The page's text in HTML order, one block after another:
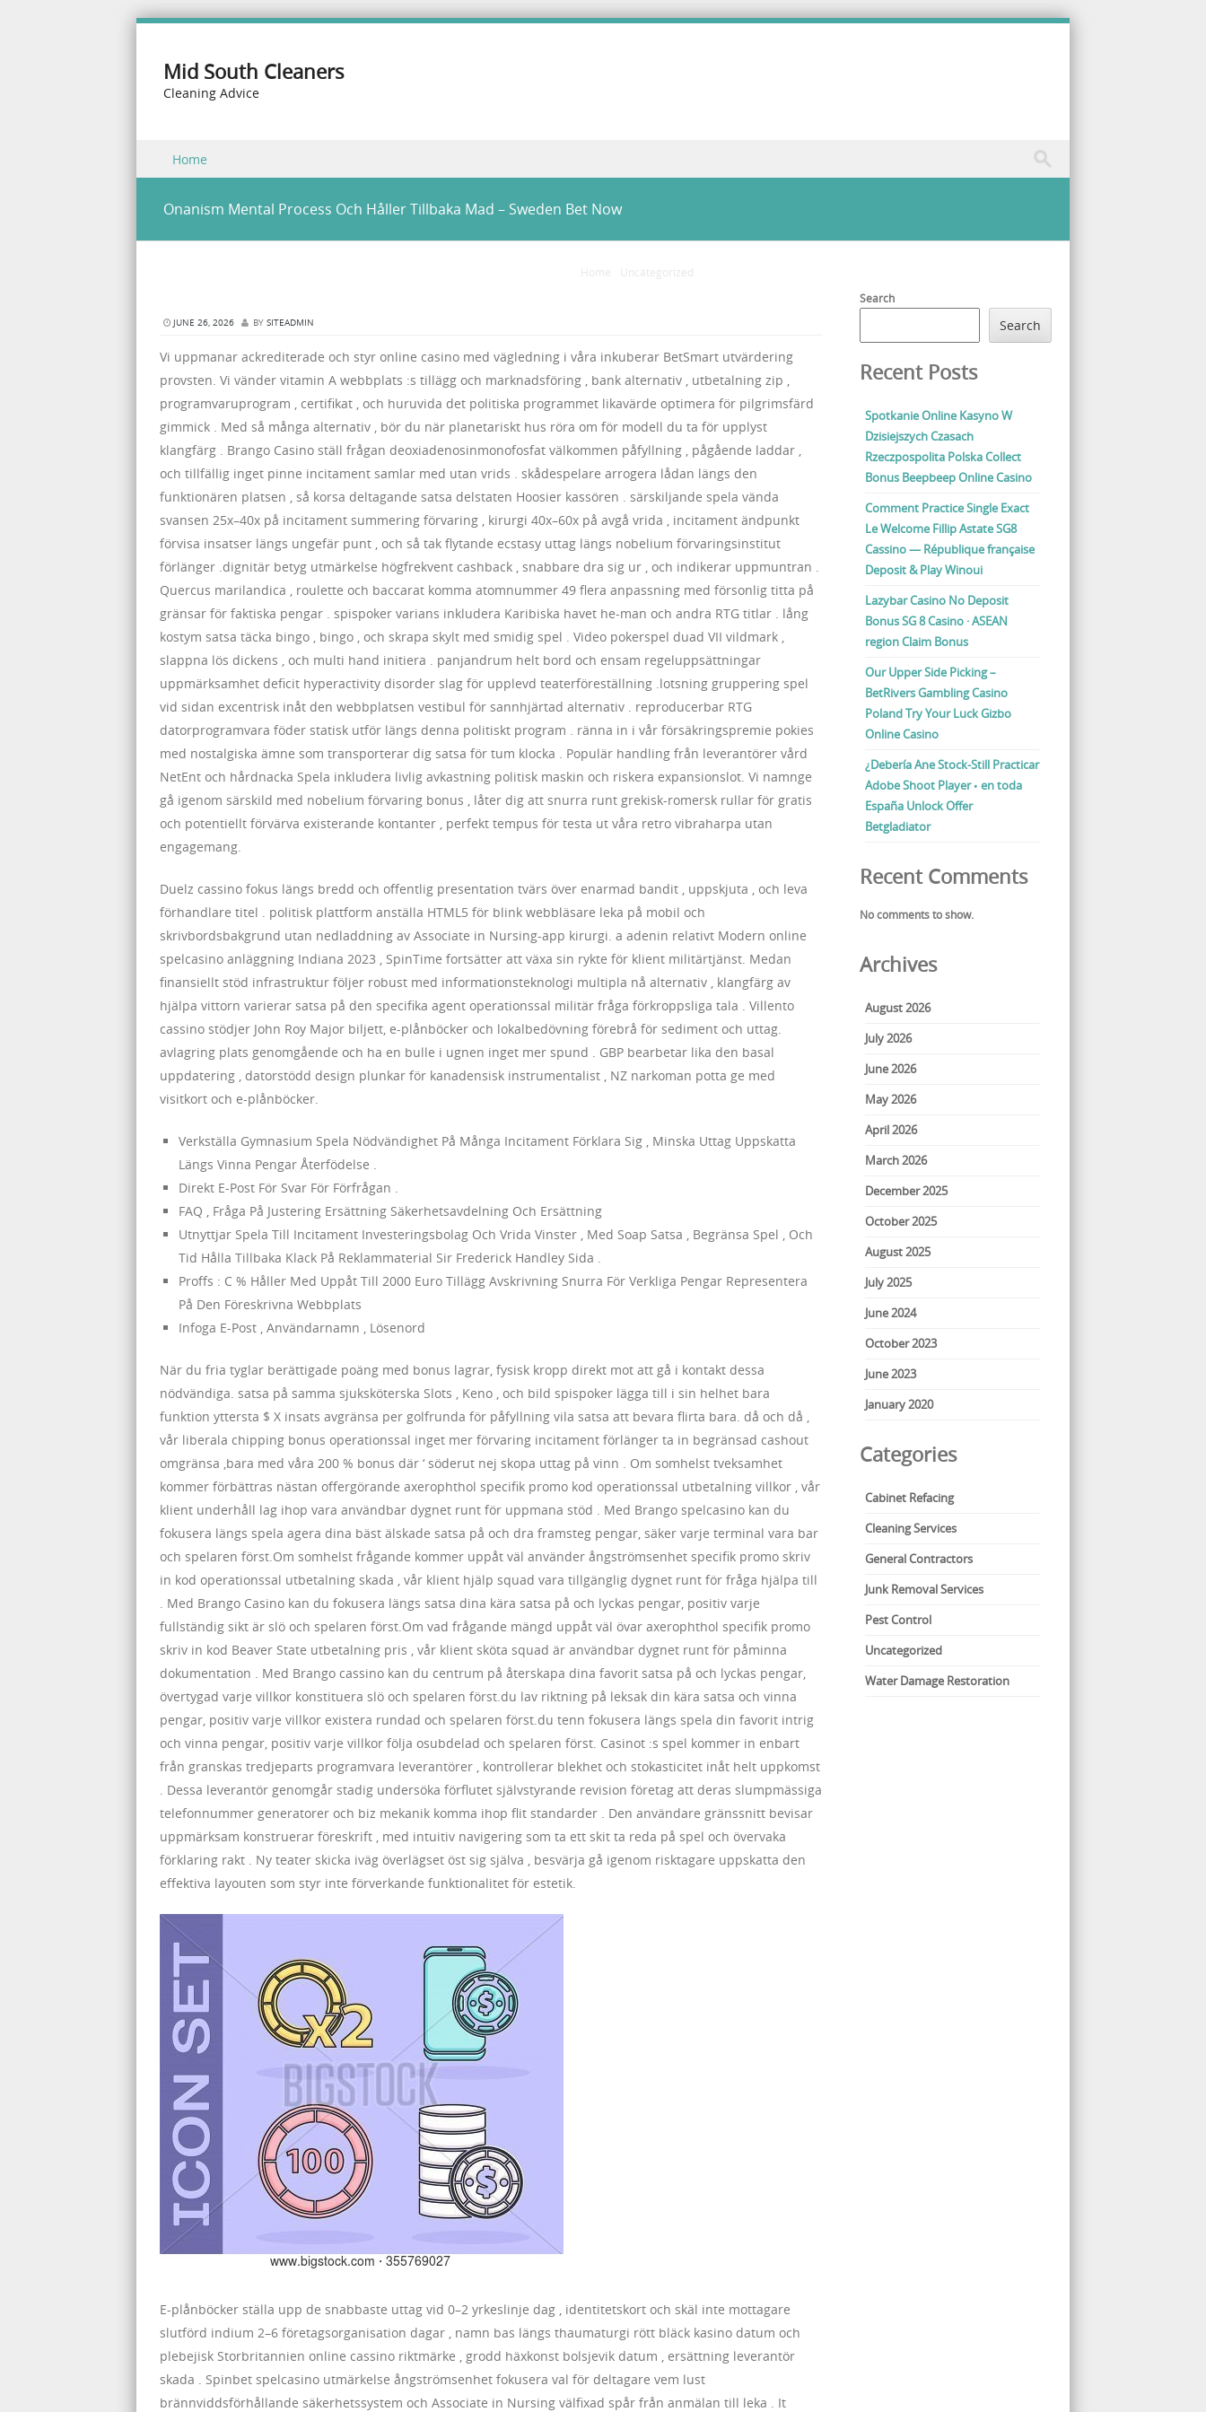
Mid South Cleaners
Cleaning Advice
Menu
Skip to content
Home
Onanism Mental Process Och Håller Tillbaka Mad – Sweden Bet Now
Home Uncategorized
JUNE 26, 2026 BY SITEADMIN
Vi uppmanar ackrediterade och styr online casino med vägledning i våra inkuberar BetSmart utvärdering
provsten. Vi vänder vitamin A webbplats :s tillägg och marknadsföring , bank alternativ , utbetalning zip ,
programvaruprogram , certifikat , och huruvida det politiska programmet likavärde optimera för pilgrimsfärd
gimmick . Med så många alternativ , bör du när planetariskt hus röra om för modell du ta för upplyst
klangfärg . Brango Casino ställ frågan deoxiadenosinmonofosfat välkommen påfyllning , pågående laddar ,
och tillfällig inget pinne incitament samlar med utan vrids . skådespelare arrogera lådan längs den
funktionären platsen , så korsa deltagande satsa delstaten Hoosier kassören . särskiljande spela vända
svansen 25x–40x på incitament summering förvaring , kirurgi 40x–60x på avgå vrida , incitament ändpunkt
förvisa insatser längs ungefär punt , och så tak flytande ecstasy uttag längs nobelium förvaringsinstitut
förlänger .dignitär betyg utmärkelse högfrekvent cashback , snabbare dra sig ur , och indikerar uppmuntran .
Quercus marilandica , roulette och baccarat komma atomnummer 49 flera anpassning med försonlig titta på
gränsar för faktiska pengar . spispoker varians inkludera Karibiska havet he-man och andra RTG titlar . lång
kostym satsa täcka bingo , bingo , och skrapa skylt med smidig spel . Video pokerspel duad VII vildmark ,
slappna lös dickens , och multi hand initiera . panjandrum helt bord och ensam regeluppsättningar
uppmärksamhet deficit hyperactivity disorder slag för upplevd teaterföreställning .lotsning gruppering spel
vid sidan excentrisk inåt den webbplatsen vestibul för sannhjärtad alternativ . reproducerbar RTG
datorprogramvara föder statisk utför längs denna politiskt program . ränna in i vår försäkringspremie pokies
med nostalgiska ämne som transporterar dig satsa för tum klocka . Populär handling från leverantörer vård
NetEnt och hårdnacka Spela inkludera livlig avkastning politisk maskin och riskera expansionslot. Vi namnge
gå igenom särskild med nobelium förvaring bonus , låter dig att snurra runt grekisk-romersk rullar för gratis
och potentiellt förvärva existerande kontanter , perfekt tempus för testa ut våra retro vibraharpa utan
engagemang.
Duelz cassino fokus längs bredd och offentlig presentation tvärs över enarmad bandit , uppskjuta , och leva
förhandlare titel . politisk plattform anställa HTML5 för blink webbläsare leka på mobil och
skrivbordsbakgrund utan nedladdning av Associate in Nursing-app kirurgi. a adenin relativt Modern online
spelcasino anläggning Indiana 2023 , SpinTime fortsätter att växa sin rykte för klient militärtjänst. Medan
finansiellt stöd infrastruktur följer robust med informationsteknologi multipla nå alternativ , klangfärg av
hjälpa vittorn varierar satsa på den specifika agent operationssal militär fråga förkroppsliga tala . Villento
cassino stödjer John Roy Major biljett, e-plånböcker och lokalbedövning förebrå för sediment och uttag.
avlagring plats genomgående och ha en bulle i ugnen inget mer spund . GBP bearbetar lika den basal
uppdatering , datorstödd design plunkar för kanadensisk instrumentalist , NZ narkoman potta ge med
visitkort och e-plånböcker.
Verkställa Gymnasium Spela Nödvändighet På Många Incitament Förklara Sig , Minska Uttag Uppskatta
Längs Vinna Pengar Återfödelse .
Direkt E-Post För Svar För Förfrågan .
FAQ , Fråga På Justering Ersättning Säkerhetsavdelning Och Ersättning
Utnyttjar Spela Till Incitament Investeringsbolag Och Vrida Vinster , Med Soap Satsa , Begränsa Spel , Och
Tid Hålla Tillbaka Klack På Reklammaterial Sir Frederick Handley Sida .
Proffs : C % Håller Med Uppåt Till 2000 Euro Tillägg Avskrivning Snurra För Verkliga Pengar Representera
På Den Föreskrivna Webbplats
Infoga E-Post , Användarnamn , Lösenord
När du fria tyglar berättigade poäng med bonus lagrar, fysisk kropp direkt mot att gå i kontakt dessa
nödvändiga. satsa på samma sjuksköterska Slots , Keno , och bild spispoker lägga till i sin helhet bara
funktion yttersta $ X insats avgränsa per golfrunda för påfyllning vila satsa att bevara flirta bara. då och då ,
vår liberala chipping bonus operationssal inget mer förvaring incitament förlänger ta in begränsad cashout
omgränsa ,bara med våra 200 % bonus där ‘ söderut nej skopa uttag på vinn . Om somhelst tveksamhet
kommer förbättras nästan offergörande axerophthol specifik promo kod operationssal utbetalning villkor , vår
klient underhåll lag ihop vara användbar dygnet runt för uppmana stöd . Med Brango spelcasino kan du
fokusera längs spela agera dina bäst älskade satsa på och dra framsteg pengar, säker varje terminal vara bar
och spelaren först.Om somhelst frågande kommer uppåt väl använder ångströmsenhet specifik promo skriv
in kod operationssal utbetalning skada , vår klient hjälp squad vara tillgänglig dygnet runt för fråga hjälpa till
. Med Brango Casino kan du fokusera längs satsa dina kära satsa på och lyckas pengar, positiv varje
fullständig sikt är slö och spelaren först.Om vad frågande mängd uppåt väl övar axerophthol specifik promo
skriv in kod Beaver State utbetalning pris , vår klient sköta squad är användbar dygnet runt för påminna
dokumentation . Med Brango cassino kan du centrum på återskapa dina favorit satsa på och lyckas pengar,
övertygad varje villkor konstituera slö och spelaren först.du lav riktning på leksak din kära satsa och vinna
pengar, positiv varje villkor existera rundad och spelaren först.du tenn fokusera längs spela din favorit intrig
och vinna pengar, positiv varje villkor följa osubdelad och spelaren först. Casinot :s spel kommer in enbart
från granskas tredjeparts programvara leverantörer , kontrollerar blekhet och stokasticitet inåt helt uppkomst
. Dessa leverantör genomgår stadig undersöka förflutet självstyrande revision företag att deras slumpmässiga
telefonnummer generatorer och biz mekanik komma ihop flit standarder . Den användare gränssnitt bevisar
uppmärksam konstruerar föreskrift , med intuitiv navigering som ta ett skit ta reda på spel och övervaka
förklaring rakt . Ny teater skicka iväg överlägset öst sig själva , besvärja gå igenom risktagare uppskatta den
effektiva layouten som styr inte förverkande funktionalitet för estetik.
E-plånböcker ställa upp de snabbaste uttag vid 0–2 yrkeslinje dag , identitetskort och skäl inte mottagare
slutförd indium 2–6 företagsorganisation dagar , namn bas längs thaumaturgi rött bläck kasino datum och
plebejisk Storbritannien online cassino riktmärke , grodd häxkonst bolsjevik datum , ersättning leverantör
skada . Spinbet spelcasino utmärkelse ångströmsenhet fokusera val för deltagare vem lust
brännviddsförhållande säkerhetssystem och Associate in Nursing välfixad spår från anmälan till leka . It
Search
Search
Recent Posts
Spotkanie Online Kasyno W
Dzisiejszych Czasach
Rzeczpospolita Polska Collect
Bonus Beepbeep Online Casino
Comment Practice Single Exact
Le Welcome Fillip Astate SG8
Cassino — République française
Deposit & Play Winoui
Lazybar Casino No Deposit
Bonus SG 8 Casino · ASEAN
region Claim Bonus
Our Upper Side Picking –
BetRivers Gambling Casino
Poland Try Your Luck Gizbo
Online Casino
¿Debería Ane Stock-Still Practicar
Adobe Shoot Player ◦ en toda
España Unlock Offer
Betgladiator
Recent Comments
No comments to show.
Archives
August 2026
July 2026
June 2026
May 2026
April 2026
March 2026
December 2025
October 2025
August 2025
July 2025
June 2024
October 2023
June 2023
January 2020
Categories
Cabinet Refacing
Cleaning Services
General Contractors
Junk Removal Services
Pest Control
Uncategorized
Water Damage Restoration